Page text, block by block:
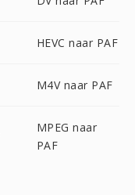
HEVC naar PAF
M4V naar PAF
MPEG naar
PAF